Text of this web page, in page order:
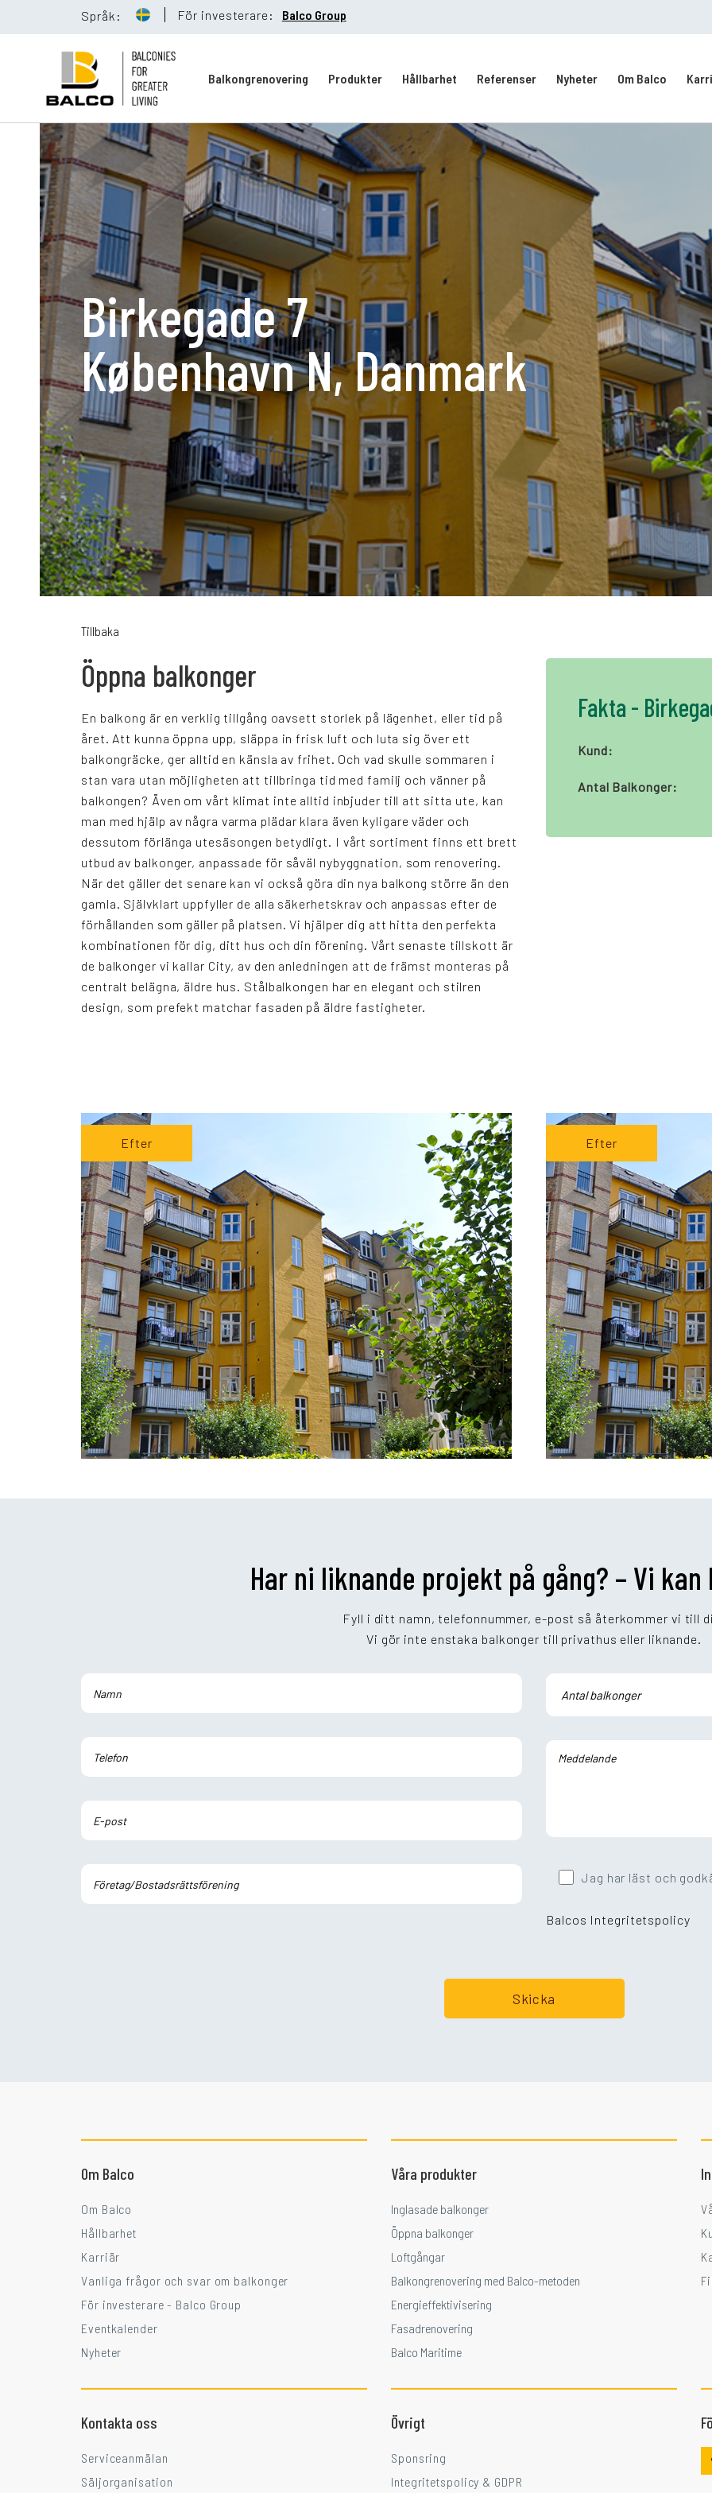
Språk: För investerare: Balco Group
Balkongrenovering Produkter Hållbarhet Referenser Nyheter Om Balco
Balkongrenovering
Hållbarhet
Referenser
Nyheter
Karriär
Språk:
SV NO DE NL UK CH
Birkegade 7
København N, Danmark
Tillbaka
Öppna balkonger
En balkong är en verklig tillgång oavsett storlek på lägenhet, eller tid på
året. Att kunna öppna upp, släppa in frisk luft och luta sig över ett
balkongräcke, ger alltid en känsla av frihet. Och vad skulle sommaren i
stan vara utan möjligheten att tillbringa tid med familj och vänner på
balkongen? Även om vårt klimat inte alltid inbjuder till att sitta ute, kan
man med hjälp av några varma plädar klara även kyligare väder och
dessutom förlänga utesäsongen betydligt. I vårt sortiment finns ett brett
utbud av balkonger, anpassade för såväl nybyggnation, som renovering.
När det gäller det senare kan vi också göra din nya balkong större än den
gamla. Självklart uppfyller de alla säkerhetskrav och anpassas efter de
förhållanden som gäller på platsen. Vi hjälper dig att hitta den perfekta
kombinationen för dig, ditt hus och din förening. Vårt senaste tillskott är
de balkonger vi kallar City, av den anledningen att de främst monteras på
centralt belägna, äldre hus. Stålbalkongen har en elegant och stilren
design, som prefekt matchar fasaden på äldre fastigheter.
Fakta -
Kund:
Antal Balkonger:
Efter Efter
Har ni liknande projekt på gång? – Vi
Fyll i ditt namn, telefonnummer, e-post så återkommer vi till
Vi gör inte enstaka balkonger till privathus eller liknande.
Lämna detta fält tomt.
Jag har läst och
Balcos Integritetspolicy
Om Balco
Om Balco
Hållbarhet
Karriär
Vanliga frågor och svar om balkonger
För investerare - Balco Group
Eventkalender
Nyheter
Våra produkter
Inglasade balkonger
Öppna balkonger
Loftgångar
Balkongrenovering med Balco-metoden
Energieffektivisering
Fasadrenovering
Balco Maritime
Kontakta oss
Serviceanmälan
Säljorganisation
Övrigt
Sponsring
Integritetspolicy & GDPR